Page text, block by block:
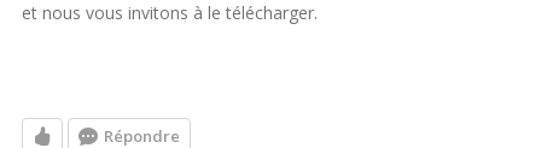
et nous vous invitons à le télécharger.
Répondre